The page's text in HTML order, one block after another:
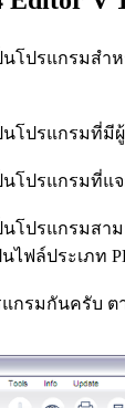
นโปรแกรมสำ
นโปรแกรมที่มี
นโปรแกรมที่แ
นโปรแกรมสา
ไฟล์ประเภท
กรมกันครับ ต